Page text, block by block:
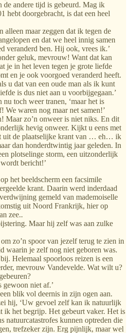
de andere tijd is gebeurd. Mag ik
hebt doorgebracht, is dat een heel
alleen maar zeggen dat ik tegen de
en dat we heel innig samen
veranderd ben. Hij ook, vrees ik.’
geluk, mevrouw! Want dat kan
je in het leven tegen je grote liefde
en je ook voorgoed veranderd heeft.
u dat van een oude man als ik kunt
is dus niet aan u voorbijgegaan.’
nu toch weer tranen, ‘maar het is
We waren nog maar net samen!’
Maar zo’n onweer is niet niks. En dit
hevig onweer. Kijkt u eens met
uit de plaatselijke krant van … eh… ik
dan honderdtwintig jaar geleden. In
plotselinge storm, een uitzonderlijk
bericht!’
het beeldscherm een facsimile
krant. Daarin werd inderdaad
gemeld van mademoiselle
uit Noord Frankrijk, hier op
zee..
Maar hij zelf was aan zulke
zo’n spoor van jezelf terug te zien in
waarin je zelf nog niet geboren was.
Helemaal spoorloos reizen is een
mevrouw Vandevelde. Wat wilt u?
gewoon niet af.’
blik vol deernis in zijn ogen aan.
hij, ‘Uw gevoel zelf kan ik natuurlijk
ik het begrijp. Het gebeurt vaker. Het is
natuurcatastrofes kunnen optreden die
trefzeker zijn. Erg pijnlijk, maar wel